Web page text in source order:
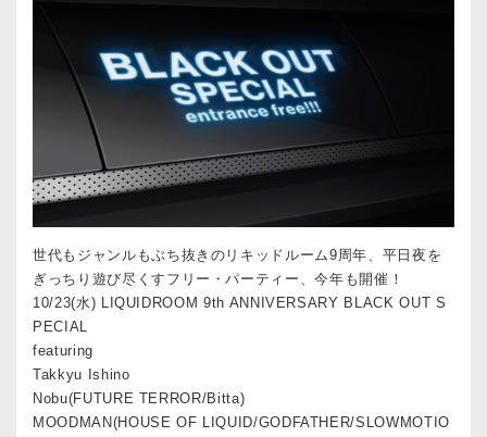
世代もジャンルもぶち抜きのリキッドルーム9周年、平日夜を
ぎっちり遊び尽くすフリー・パーティー、今年も開催！
10/23(水) LIQUIDROOM 9th ANNIVERSARY BLACK OUT S
PECIAL
featuring
Takkyu Ishino
Nobu(FUTURE TERROR/Bitta)
MOODMAN(HOUSE OF LIQUID/GODFATHER/SLOWMOTIO